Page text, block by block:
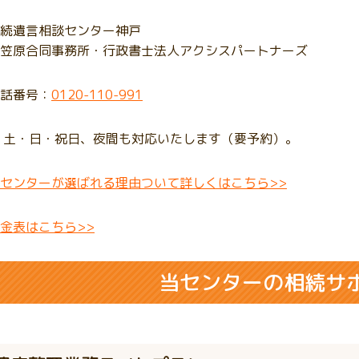
遺言相談センター神戸
原合同事務所・行政書士法人アクシスパートナーズ
番号： 0120-110-991
・日・祝日、夜間も対応いたします（要予約）。
ンターが選ばれる理由ついて詳しくはこちら>>
表はこちら>>
当センターの相続サ